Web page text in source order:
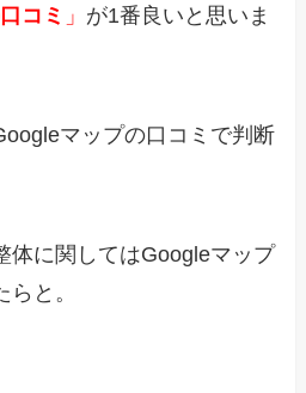
コミ 」 が1番良いと思いま
マップの口コミで判断
体に関してはGoogleマップ
と。